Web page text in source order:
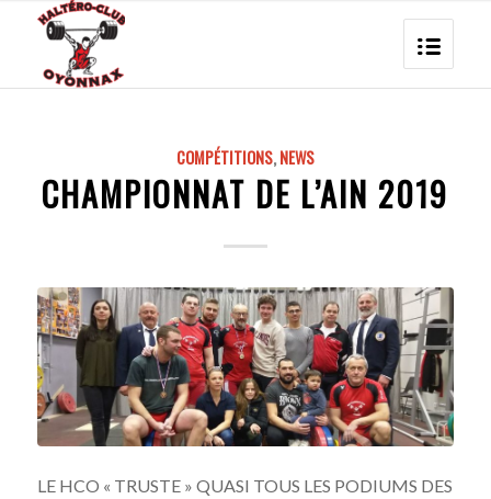
COMPÉTITIONS,NEWS
CHAMPIONNAT DE L’AIN 2019
LE HCO « TRUSTE » QUASI TOUS LES PODIUMS DES